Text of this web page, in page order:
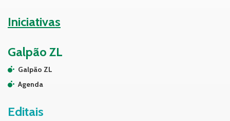
Iniciativas
Galpão ZL
Galpão ZL
Agenda
Editais